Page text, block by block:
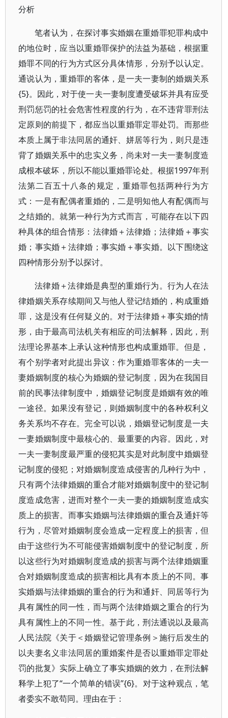
分析
笔者认为，在探讨事实婚姻在重婚罪犯罪构成中
的地位时，应当以重婚罪保护的法益为基础，根据重
婚罪不同的行为方式区分具体情形，分别予以认定。
通说认为，重婚罪的客体，是一夫一妻制的婚姻关系
{5}。因此，对于使一夫一妻制度遭受破坏并具有应受
刑罚惩罚的社会危害性程度的行为，在不违背罪刑法
定原则的前提下，都应当以重婚罪定罪处罚。而那些
本质上属于非法同居的通奸、姘居等行为，则只是违
背了婚姻关系中的忠实义务，尚未对一夫一妻制度造
成根本破坏，所以不能以重婚罪论处。根据1997年刑
法第二百五十八条的规定，重婚罪包括两种行为方
式：一是有配偶者重婚的，二是明知他人有配偶而与
之结婚的。就第一种行为方式而言，可能存在以下四
种具体的组合情形：法律婚＋法律婚；法律婚＋事实
婚；事实婚＋法律婚；事实婚＋事实婚。以下围绕这
四种情形分别予以探讨。
法律婚＋法律婚是典型的重婚行为。行为人在法
律婚姻关系存续期间又与他人登记结婚的，构成重婚
罪，这是没有任何疑义的。对于法律婚＋事实婚的情
形，由于最高司法机关有相应的司法解释，因此，刑
法理论界基本上承认这种情形也构成重婚罪。但是，
有个别学者对此提出异议：作为重婚罪客体的一夫一
妻婚姻制度的核心为婚姻的登记制度，因为在我国目
前的民事法律制度中，婚姻登记制度是婚姻有效的唯
一途径。如果没有登记，则婚姻制度中的各种权利义
务关系均不存在。完全可以说，婚姻登记制度是一夫
一妻婚姻制度中最核心的、最重要的内容。因此，对
一夫一妻制度最严重的侵犯其实是对此制度中婚姻登
记制度的侵犯；对婚姻制度造成侵害的几种行为中，
只有两个法律婚姻的重合才能对婚姻制度中的登记制
度造成危害，进而对整个一夫一妻的婚姻制度造成实
质上的损害。而事实婚姻与法律婚姻的重合及通奸等
行为，尽管对婚姻制度会造成一定程度上的损害，但
由于这些行为不可能侵害婚姻制度中的登记制度，所
以这些行为对婚姻制度造成的损害与两个法律婚姻重
合对婚姻制度造成的损害相比具有本质上的不同。事
实婚姻与法律婚姻的重合的行为和通奸、同居等行为
具有属性的同一性，而与两个法律婚姻之重合的行为
具有属性上的不同一性。基于此，刑法通说以及最高
人民法院《关于＜婚姻登记管理条例＞施行后发生的
以夫妻名义非法同居的重婚案件是否以重婚罪定罪处
罚的批复》实际上确立了事实婚姻的效力，在刑法解
释学上犯了“一个简单的错误”{6}。对于这种观点，笔
者委实不敢苟同。理由在于：